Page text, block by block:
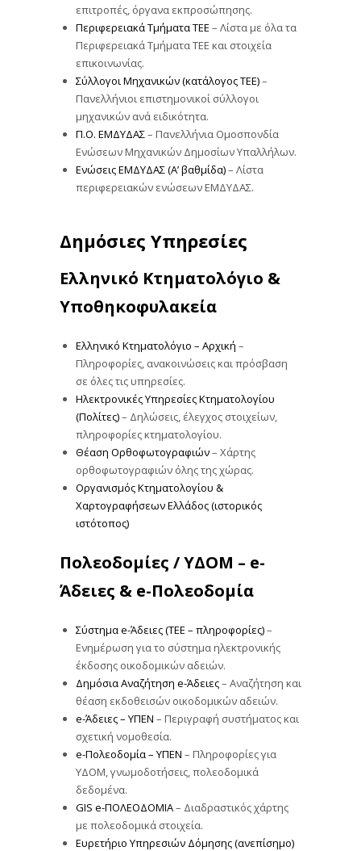
επιτροπές, όργανα εκπροσώπησης.
Περιφερειακά Τμήματα ΤΕΕ – Λίστα με όλα τα
Περιφερειακά Τμήματα ΤΕΕ και στοιχεία
επικοινωνίας.
Σύλλογοι Μηχανικών (κατάλογος ΤΕΕ)–
Πανελλήνιοι επιστημονικοί σύλλογοι
μηχανικών ανά ειδικότητα.
Π.Ο. ΕΜΔΥΔΑΣ– Πανελλήνια Ομοσπονδία
Ενώσεων Μηχανικών Δημοσίων Υπαλλήλων.
Ενώσεις ΕΜΔΥΔΑΣ (Α’ βαθμίδα)– Λίστα
περιφερειακών ενώσεων ΕΜΔΥΔΑΣ.
Δημόσιες Υπηρεσίες
Ελληνικό Κτηματολόγιο &
Υποθηκοφυλακεία
Ελληνικό Κτηματολόγιο – Αρχική –
Πληροφορίες, ανακοινώσεις και πρόσβαση
σε όλες τις υπηρεσίες.
Ηλεκτρονικές Υπηρεσίες Κτηματολογίου
(Πολίτες)– Δηλώσεις, έλεγχος στοιχείων,
πληροφορίες κτηματολογίου.
Θέαση Ορθοφωτογραφιών– Χάρτης
ορθοφωτογραφιών όλης της χώρας.
Οργανισμός Κτηματολογίου &
Χαρτογραφήσεων Ελλάδος (ιστορικός
ιστότοπος)
Πολεοδομίες / ΥΔΟΜ – e-
Άδειες & e-Πολεοδομία
Σύστημα e-Άδειες (ΤΕΕ – πληροφορίες)–
Ενημέρωση για το σύστημα ηλεκτρονικής
έκδοσης οικοδομικών αδειών.
Δημόσια Αναζήτηση e-Άδειες– Αναζήτηση και
θέαση εκδοθεισών οικοδομικών αδειών.
e-Άδειες – ΥΠΕΝ – Περιγραφή συστήματος και
σχετική νομοθεσία.
e-Πολεοδομία – ΥΠΕΝ – Πληροφορίες για
ΥΔΟΜ, γνωμοδοτήσεις, πολεοδομικά
δεδομένα.
GIS e-ΠΟΛΕΟΔΟΜΙΑ– Διαδραστικός χάρτης
με πολεοδομικά στοιχεία.
Ευρετήριο Υπηρεσιών Δόμησης (ανεπίσημο)